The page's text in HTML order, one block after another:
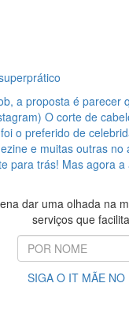
a proposta é parecer
O corte de
o preferido de
e muitas outras
para trás! Mas agora
dar uma olhada na
serviços que
SIGA O IT MÃE